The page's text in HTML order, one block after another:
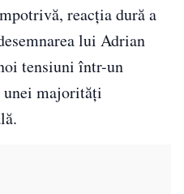
reacția dură a
lui Adrian
tensiuni într-un
unei majorități